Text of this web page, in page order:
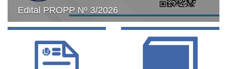
Edital PROPP Nº 3/2026